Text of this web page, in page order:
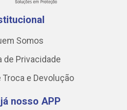
Somos
de Privacidade
Troca e Devolução
nosso APP